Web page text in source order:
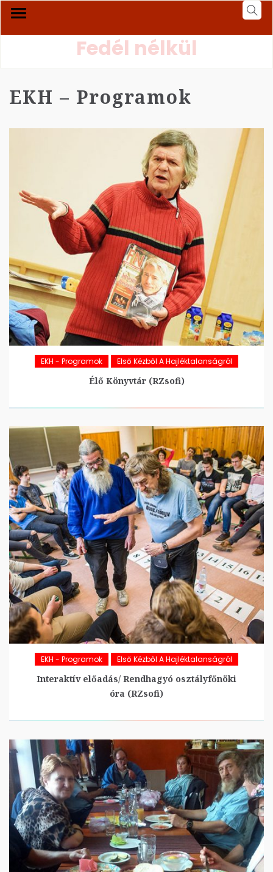
Fedél nélkül
EKH – Programok
EKH - Programok Első Kézből A Hajléktalanságról
Élő Könyvtár (RZsofi)
EKH - Programok Első Kézből A Hajléktalanságról
Interaktív előadás/ Rendhagyó osztályfőnöki
óra (RZsofi)